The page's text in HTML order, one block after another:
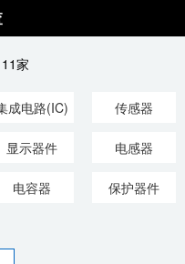
家
成电路(IC) 传感器
显示器件 电感器
电容器 保护器件